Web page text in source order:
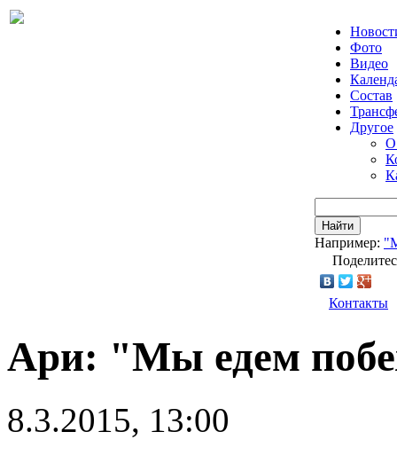
Фото
Видео
Состав
Другое
О
Найти
Например:
Контакты
Ари: "Мы едем
8.3.2015, 13:00